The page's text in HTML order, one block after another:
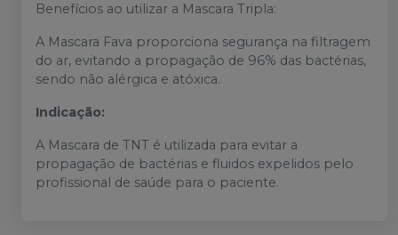
Benefícios ao utilizar a Mascara Tripla:
A Mascara Fava proporciona segurança na filtragem
do ar, evitando a propagação de 96% das bactérias,
sendo não alérgica e atóxica.
Indicação:
A Mascara de TNT é utilizada para evitar a
propagação de bactérias e fluidos expelidos pelo
profissional de saúde para o paciente.